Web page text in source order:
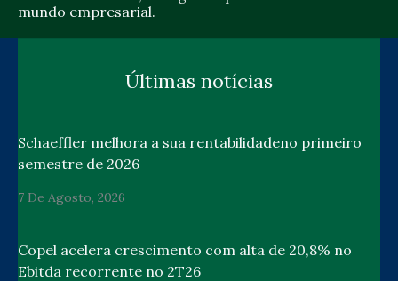
mundo empresarial.
Últimas notícias
Schaeffler melhora a sua rentabilidadeno primeiro
semestre de 2026
7 De Agosto, 2026
Copel acelera crescimento com alta de 20,8% no
Ebitda recorrente no 2T26